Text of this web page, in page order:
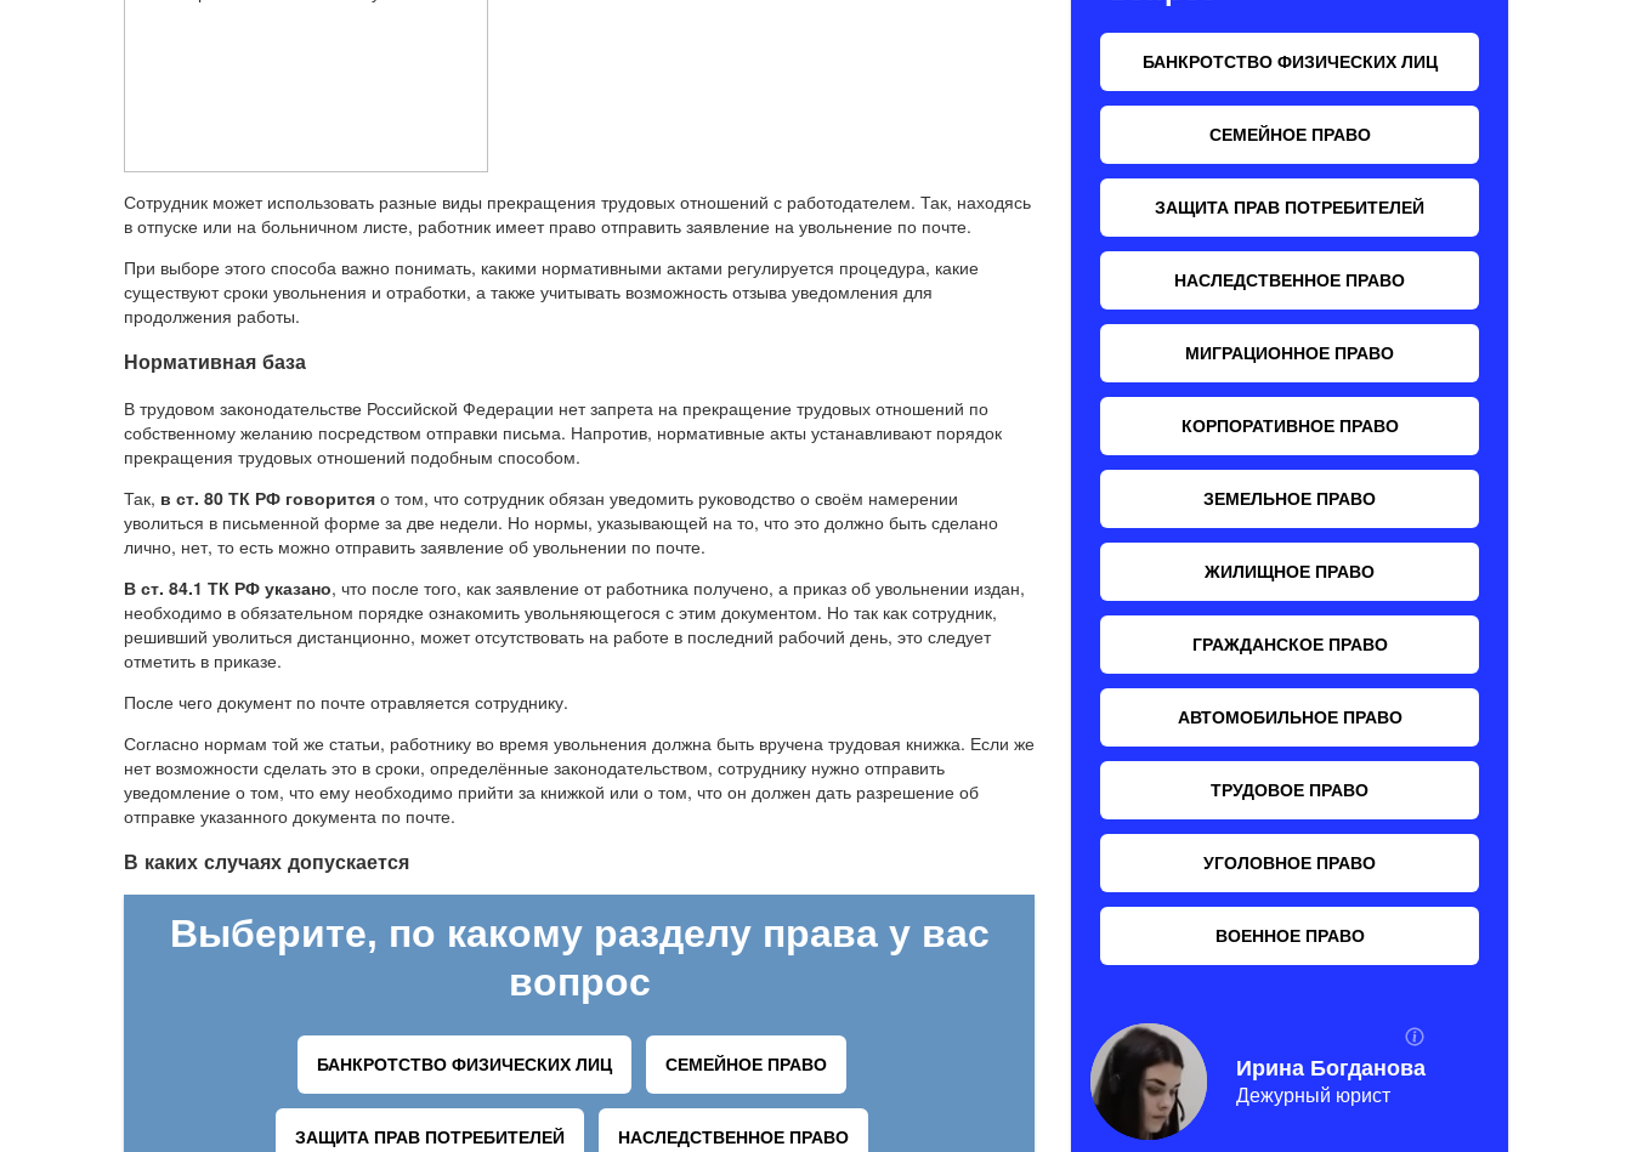
Сотрудник может использовать разные виды прекращения трудовых отношений с работодателем. Так, находясь
в отпуске или на больничном листе, работник имеет право отправить заявление на увольнение по почте.
При выборе этого способа важно понимать, какими нормативными актами регулируется процедура, какие
существуют сроки увольнения и отработки, а также учитывать возможность отзыва уведомления для
продолжения работы.
Нормативная база
В трудовом законодательстве Российской Федерации нет запрета на прекращение трудовых отношений по
собственному желанию посредством отправки письма. Напротив, нормативные акты устанавливают порядок
прекращения трудовых отношений подобным способом.
Так, в ст. 80 ТК РФ говорится о том, что сотрудник обязан уведомить руководство о своём намерении
уволиться в письменной форме за две недели. Но нормы, указывающей на то, что это должно быть сделано
лично, нет, то есть можно отправить заявление об увольнении по почте.
В ст. 84.1 ТК РФ указано, что после того, как заявление от работника получено, а приказ об увольнении издан,
необходимо в обязательном порядке ознакомить увольняющегося с этим документом. Но так как сотрудник,
решивший уволиться дистанционно, может отсутствовать на работе в последний рабочий день, это следует
отметить в приказе.
После чего документ по почте отравляется сотруднику.
Согласно нормам той же статьи, работнику во время увольнения должна быть вручена трудовая книжка. Если же
нет возможности сделать это в сроки, определённые законодательством, сотруднику нужно отправить
уведомление о том, что ему необходимо прийти за книжкой или о том, что он должен дать разрешение об
отправке указанного документа по почте.
В каких случаях допускается